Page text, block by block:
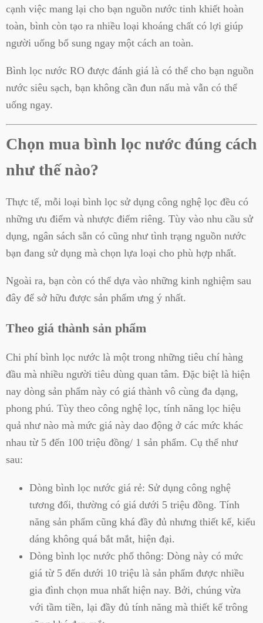
cạnh việc mang lại cho bạn nguồn nước tinh khiết hoàn
toàn, bình còn tạo ra nhiều loại khoáng chất có lợi giúp
người uống bổ sung ngay một cách an toàn.
Bình lọc nước RO được đánh giá là có thể cho bạn nguồn
nước siêu sạch, bạn không cần đun nấu mà vẫn có thể
uống ngay.
Chọn mua bình lọc nước đúng cách
như thế nào?
Thực tế, mỗi loại bình lọc sử dụng công nghệ lọc đều có
những ưu điểm và nhược điểm riêng. Tùy vào nhu cầu sử
dụng, ngân sách sẵn có cũng như tình trạng nguồn nước
bạn đang sử dụng mà chọn lựa loại cho phù hợp nhất.
Ngoài ra, bạn còn có thể dựa vào những kinh nghiệm sau
đây để sở hữu được sản phẩm ưng ý nhất.
Theo giá thành sản phẩm
Chi phí bình lọc nước là một trong những tiêu chí hàng
đầu mà nhiều người tiêu dùng quan tâm. Đặc biệt là hiện
nay dòng sản phẩm này có giá thành vô cùng đa dạng,
phong phú. Tùy theo công nghệ lọc, tính năng lọc hiệu
quả như nào mà mức giá này dao động ở các mức khác
nhau từ 5 đến 100 triệu đồng/ 1 sản phẩm. Cụ thể như
sau:
Dòng bình lọc nước giá rẻ: Sử dụng công nghệ
tương đối, thường có giá dưới 5 triệu đồng. Tính
năng sản phẩm cũng khá đầy đủ nhưng thiết kế, kiểu
dáng không quá bắt mắt, hiện đại.
Dòng bình lọc nước phổ thông: Dòng này có mức
giá từ 5 đến dưới 10 triệu là sản phẩm được nhiều
gia đình chọn mua nhất hiện nay. Bởi, chúng vừa
với tầm tiền, lại đầy đủ tính năng mà thiết kế trông